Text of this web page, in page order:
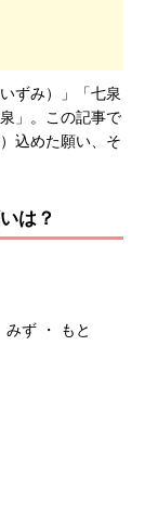
ずみ）」「七泉
」。この記事で
込めた願い、そ
は？
ず ・ もと